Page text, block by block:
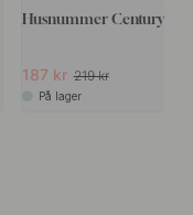
Husnummer Century -
187 kr 219 kr
På lager